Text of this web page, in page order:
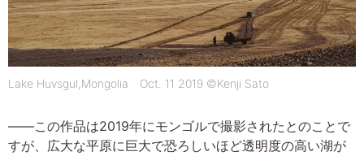
Lake Huvsgul,Mongolia Oct. 11 2019 ©Kenji Sato
――この作品は2019年にモンゴルで撮影されたとのことで
すが、広大な平原に巨大で恐ろしいほど透明度の高い湖が